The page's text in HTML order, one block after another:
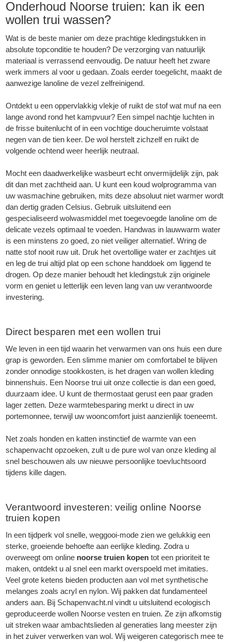
Onderhoud Noorse truien: kan ik een
wollen trui wassen?
Wat is de beste manier om deze prachtige kledingstukken in
absolute topconditie te houden? De verzorging van natuurlijk
materiaal is verrassend eenvoudig. De natuur heeft het zware
werk immers al voor u gedaan. Zoals eerder toegelicht, maakt de
aanwezige lanoline de vezel zelfreinigend.
Ontdekt u een oppervlakkig vlekje of ruikt de stof wat muf na een
lange avond rond het kampvuur? Een simpel nachtje luchten in
de frisse buitenlucht of in een vochtige doucheruimte volstaat
negen van de tien keer. De wol herstelt zichzelf en ruikt de
volgende ochtend weer heerlijk neutraal.
Mocht een daadwerkelijke wasbeurt echt onvermijdelijk zijn, pak
dit dan met zachtheid aan. U kunt een koud wolprogramma van
uw wasmachine gebruiken, mits deze absoluut niet warmer wordt
dan dertig graden Celsius. Gebruik uitsluitend een
gespecialiseerd wolwasmiddel met toegevoegde lanoline om de
delicate vezels optimaal te voeden. Handwas in lauwwarm water
is een minstens zo goed, zo niet veiliger alternatief. Wring de
natte stof nooit ruw uit. Druk het overtollige water er zachtjes uit
en leg de trui altijd plat op een schone handdoek om liggend te
drogen. Op deze manier behoudt het kledingstuk zijn originele
vorm en geniet u letterlijk een leven lang van uw verantwoorde
investering.
Direct besparen met een wollen trui
We leven in een tijd waarin het verwarmen van ons huis een dure
grap is geworden. Een slimme manier om comfortabel te blijven
zonder onnodige stookkosten, is het dragen van wollen kleding
binnenshuis. Een Noorse trui uit onze collectie is dan een goed,
duurzaam idee. U kunt de thermostaat gerust een paar graden
lager zetten. Deze warmtebesparing merkt u direct in uw
portemonnee, terwijl uw wooncomfort juist aanzienlijk toeneemt.
Net zoals honden en katten instinctief de warmte van een
schapenvacht opzoeken, zult u de pure wol van onze kleding al
snel beschouwen als uw nieuwe persoonlijke toevluchtsoord
tijdens kille dagen.
Verantwoord investeren: veilig online Noorse
truien kopen
In een tijdperk vol snelle, weggooi-mode zien we gelukkig een
sterke, groeiende behoefte aan eerlijke kleding. Zodra u
overweegt om online noorse truien kopen tot een prioriteit te
maken, ontdekt u al snel een markt overspoeld met imitaties.
Veel grote ketens bieden producten aan vol met synthetische
melanges zoals acryl en nylon. Wij pakken dat fundamenteel
anders aan. Bij Schapenvacht.nl vindt u uitsluitend ecologisch
geproduceerde wollen Noorse vesten en truien. Ze zijn afkomstig
uit streken waar ambachtslieden al generaties lang meester zijn
in het zuiver verwerken van wol. Wij weigeren categorisch mee te